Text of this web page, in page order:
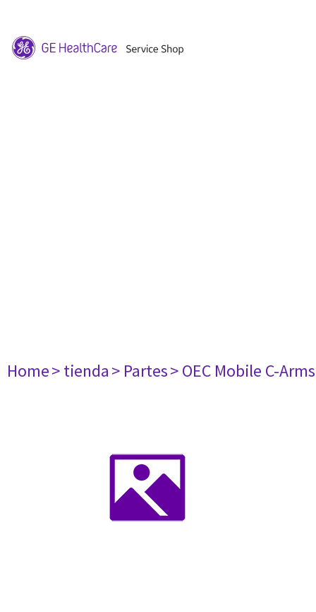
Home> tienda> Partes> OEC Mobile C-Arms